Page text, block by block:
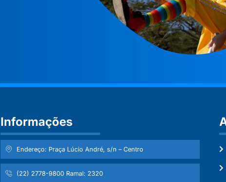
Informações
Endereço: Praça Lúcio André, s/n – Centro
(22) 2778-9800 Ramal: 2320